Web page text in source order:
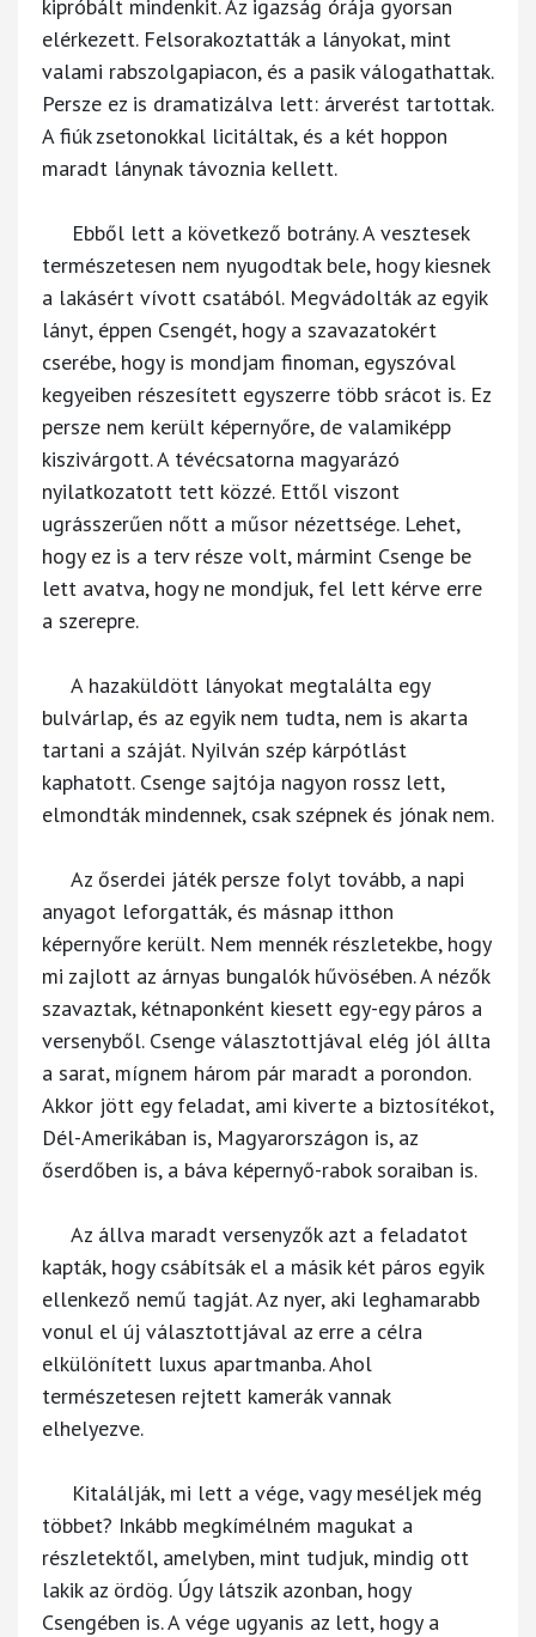
kipróbált mindenkit. Az igazság órája gyorsan
elérkezett. Felsorakoztatták a lányokat, mint
valami rabszolgapiacon, és a pasik válogathattak.
Persze ez is dramatizálva lett: árverést tartottak.
A fiúk zsetonokkal licitáltak, és a két hoppon
maradt lánynak távoznia kellett.
Ebből lett a következő botrány. A vesztesek
természetesen nem nyugodtak bele, hogy kiesnek
a lakásért vívott csatából. Megvádolták az egyik
lányt, éppen Csengét, hogy a szavazatokért
cserébe, hogy is mondjam finoman, egyszóval
kegyeiben részesített egyszerre több srácot is. Ez
persze nem került képernyőre, de valamiképp
kiszivárgott. A tévécsatorna magyarázó
nyilatkozatott tett közzé. Ettől viszont
ugrásszerűen nőtt a műsor nézettsége. Lehet,
hogy ez is a terv része volt, mármint Csenge be
lett avatva, hogy ne mondjuk, fel lett kérve erre
a szerepre.
A hazaküldött lányokat megtalálta egy
bulvárlap, és az egyik nem tudta, nem is akarta
tartani a száját. Nyilván szép kárpótlást
kaphatott. Csenge sajtója nagyon rossz lett,
elmondták mindennek, csak szépnek és jónak nem.
Az őserdei játék persze folyt tovább, a napi
anyagot leforgatták, és másnap itthon
képernyőre került. Nem mennék részletekbe, hogy
mi zajlott az árnyas bungalók hűvösében. A nézők
szavaztak, kétnaponként kiesett egy-egy páros a
versenyből. Csenge választottjával elég jól állta
a sarat, mígnem három pár maradt a porondon.
Akkor jött egy feladat, ami kiverte a biztosítékot,
Dél-Amerikában is, Magyarországon is, az
őserdőben is, a báva képernyő-rabok soraiban is.
Az állva maradt versenyzők azt a feladatot
kapták, hogy csábítsák el a másik két páros egyik
ellenkező nemű tagját. Az nyer, aki leghamarabb
vonul el új választottjával az erre a célra
elkülönített luxus apartmanba. Ahol
természetesen rejtett kamerák vannak
elhelyezve.
Kitalálják, mi lett a vége, vagy meséljek még
többet? Inkább megkímélném magukat a
részletektől, amelyben, mint tudjuk, mindig ott
lakik az ördög. Úgy látszik azonban, hogy
Csengében is. A vége ugyanis az lett, hogy a